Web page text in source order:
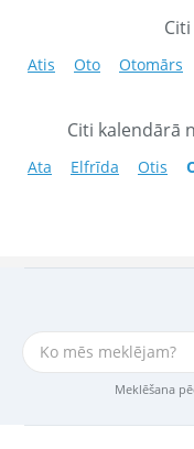
Meklēšana
Atis Oto Otomārs
Citi kalendārā
Ata Elfrīda Otis